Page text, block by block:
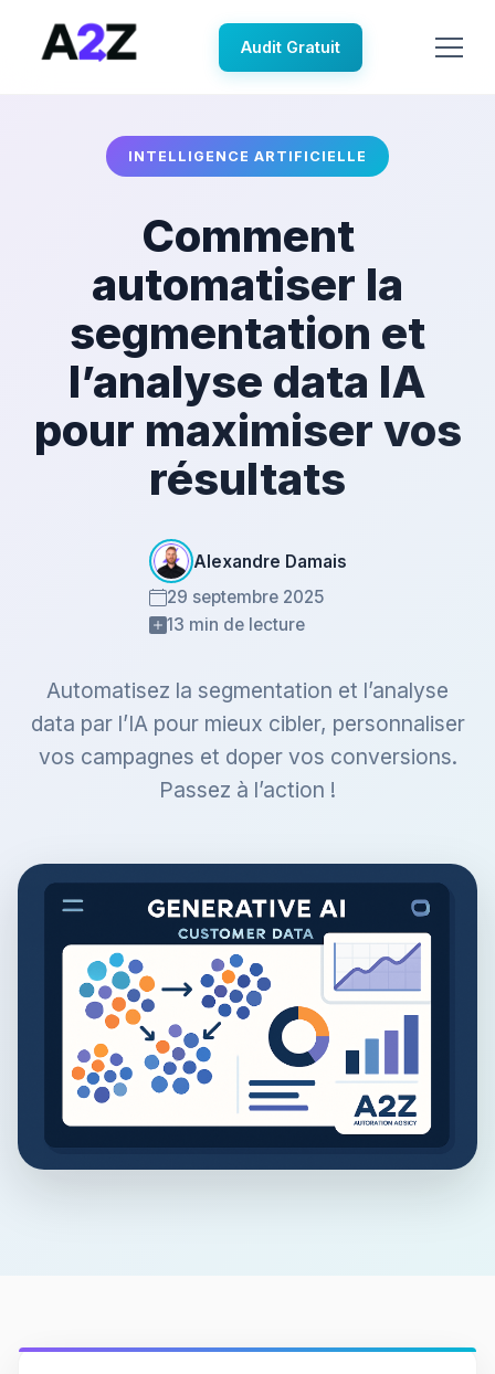
Audit Gratuit
INTELLIGENCE ARTIFICIELLE
Comment
automatiser la
segmentation et
l’analyse data IA
pour maximiser vos
résultats
Alexandre Damais
29 septembre 2025
13 min de lecture
Automatisez la segmentation et l’analyse
data par l’IA pour mieux cibler, personnaliser
vos campagnes et doper vos conversions.
Passez à l’action !